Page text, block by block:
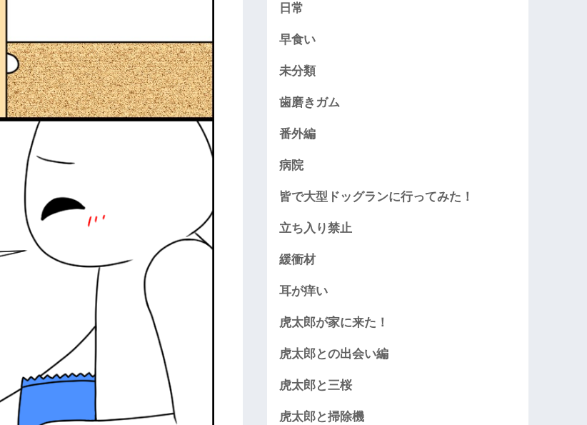
日常
早食い
未分類
歯磨きガム
番外編
病院
皆で大型ドッグランに行ってみた！
立ち入り禁止
緩衝材
耳が痒い
虎太郎が家に来た！
虎太郎との出会い編
虎太郎と三桜
虎太郎と掃除機